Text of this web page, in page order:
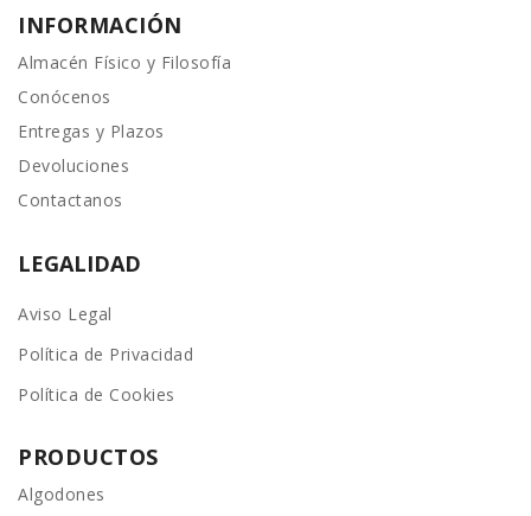
INFORMACIÓN
Almacén Físico y Filosofía
Conócenos
Entregas y Plazos
Devoluciones
Contactanos
LEGALIDAD
Aviso Legal
Política de Privacidad
Política de Cookies
PRODUCTOS
Algodones